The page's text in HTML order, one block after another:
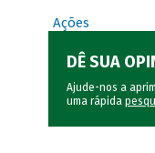
Ações
DÊ SUA
Ajude-nos a
uma rápida